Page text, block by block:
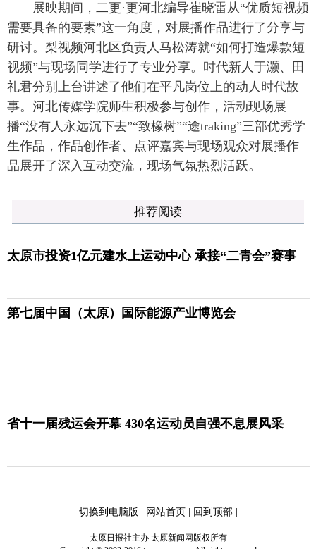
展映期间，二更·更河北编导崔晓雷从“优质短视频
需要具备的要素”这一角度，对展播作品进行了分享与
研讨。梨视频河北区负责人马松涛就“如何打造爆款短
视频”与现场同学进行了专业分享。时代新人于灏、田
礼君分别上台讲述了他们在平凡岗位上的动人时代故
事。河北传媒学院师生积极参与创作，活动现场展
播“没有人永远沉下去”“致橡树”“途traking”三部优秀学
生作品，作品创作者、点评嘉宾与现场观众对展播作
品展开了深入互动交流，现场气氛热烈活跃。
推荐阅读
太原市投资1亿元建水上运动中心 承接“二青会”赛事
第七届中国（太原）国际能源产业博览会
省十一届残运会开幕 430名运动员自强不息展风采
切换到电脑版 | 网站首页| 回到顶部|
太原日报社主办 太原新闻网版权所有